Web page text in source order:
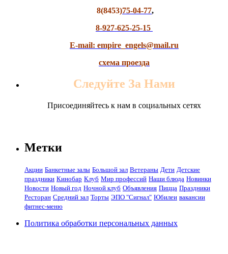
8(8453)75-04-77,
8-927-625-25-15
E-mail: empire_engels@mail.ru
схема проезда
Следуйте За Нами
Присоединяйтесь к нам в социальных сетях
Метки
Акции Банкетные залы Большой зал Ветераны Дети Детские
праздники Кинобар Клуб Мир профессий Наши блюда Новинки
Новости Новый год Ночной клуб Объявления Пицца Праздники
Ресторан Средний зал Торты ЭПО "Сигнал" Юбилеи вакансии
фитнес-меню
Политика обработки персональных данных